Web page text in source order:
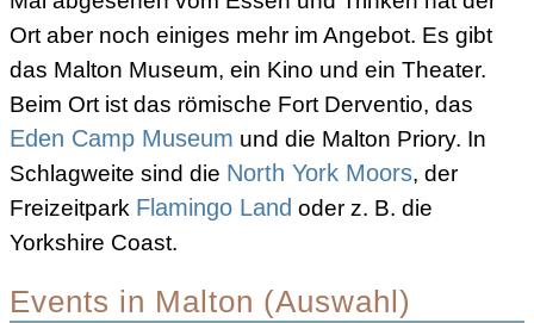
Ort aber noch einiges mehr im Angebot. Es gibt
das Malton Museum, ein Kino und ein Theater.
Beim Ort ist das römische Fort Derventio, das
Eden Camp Museum und die Malton Priory. In
Schlagweite sind die North York Moors, der
Freizeitpark Flamingo Land oder z. B. die
Yorkshire Coast.
Events in Malton (Auswahl)